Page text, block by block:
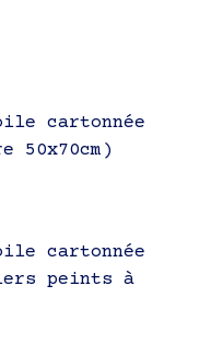
cartonnée
50x70cm)
cartonnée
peints à